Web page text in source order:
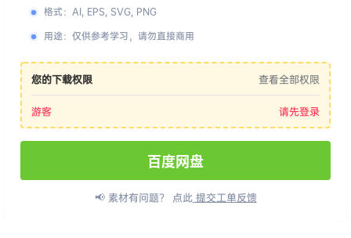
格式： AI, EPS, SVG, PNG
用途： 仅供参考学习，请勿直接商用
您的下载权限 查看全部权限
游客 请先登录
百度网盘
📢 素材有问题？ 点此提交工单反馈